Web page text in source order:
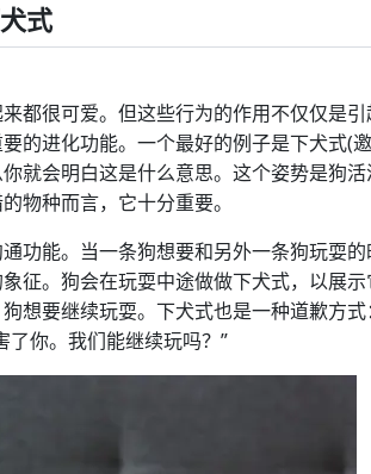
式
都很可爱。但这些行为的作用不仅仅是
的进化功能。一个最好的例子是下犬式(
就会明白这是什么意思。这个姿势是狗
物种而言，它十分重要。
功能。当一条狗想要和另外一条狗玩耍
征。狗会在玩耍中途做做下犬式，以展
想要继续玩耍。下犬式也是一种道歉方
了你。我们能继续玩吗？”